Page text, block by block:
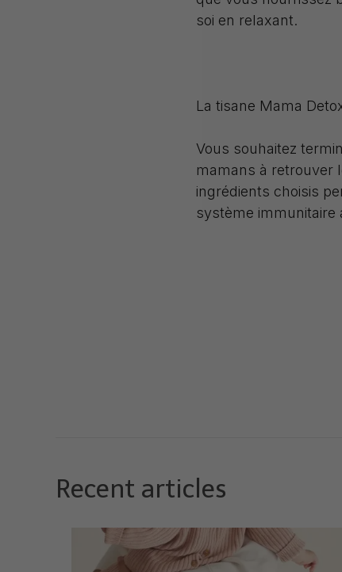
soi en relaxant.
La tisane Mama
Vous souhaitez
mamans à retrouver
ingrédients choisis
système immunitaire
Recent articles